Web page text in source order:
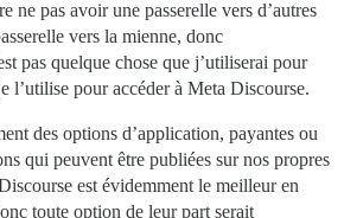
ne pas avoir une passerelle vers d’autres
vers la mienne, donc
pas quelque chose que j’utiliserai pour
l’utilise pour accéder à Meta Discourse.
des options d’application, payantes ou
qui peuvent être publiées sur nos propres
est évidemment le meilleur en
toute option de leur part serait